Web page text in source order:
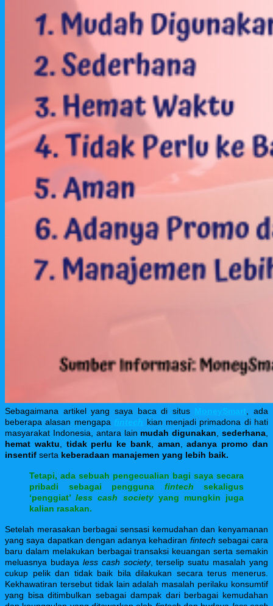
Sebagaimana artikel yang saya baca di situs MoneySmart, ada
beberapa alasan mengapa fintech kian menjadi primadona di hati
masyarakat Indonesia, antara lain mudah digunakan,sederhana,
hemat waktu, tidak perlu ke bank, aman,adanya promo dan
insentif serta keberadaan manajemen yang lebih baik.
Tetapi, ada sebuah pengecualian bagi saya secara
pribadi sebagai pengguna fintech sekaligus
‘penggiat’less cash society yang mungkin juga
kalian rasakan.
Setelah merasakan berbagai sensasi kemudahan dan kenyamanan
yang saya dapatkan dengan adanya kehadiran fintech sebagai cara
baru dalam melakukan berbagai transaksi keuangan serta semakin
meluasnya budaya less cash society, terselip suatu masalah yang
cukup pelik dan tidak baik bila dilakukan secara terus menerus.
Kekhawatiran tersebut tidak lain adalah masalah perilaku konsumtif
yang bisa ditimbulkan sebagai dampak dari berbagai kemudahan